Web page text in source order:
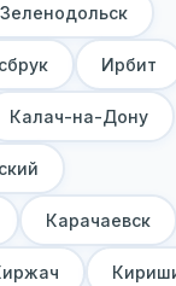
Зеленодольск
Ирбит
Калач-на-Дону
Карачаевск